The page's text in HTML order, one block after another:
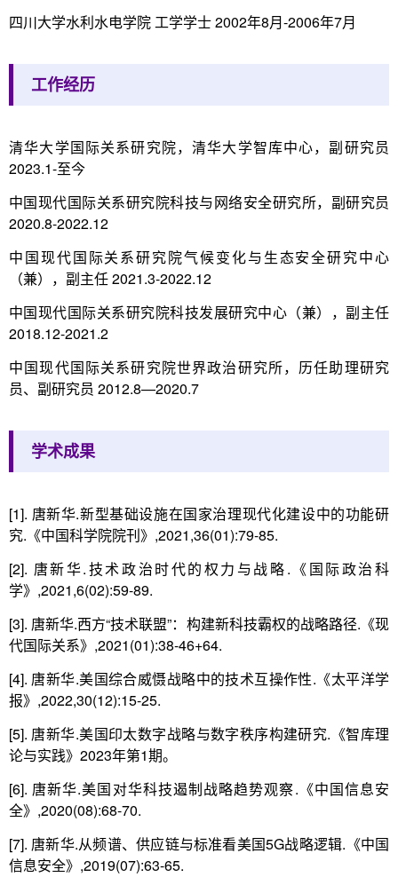
四川大学水利水电学院 工学学士 2002年8月-2006年7月
工作经历
清华大学国际关系研究院，清华大学智库中心，副研究员
2023.1-至今
中国现代国际关系研究院科技与网络安全研究所，副研究员
2020.8-2022.12
中国现代国际关系研究院气候变化与生态安全研究中心
（兼），副主任 2021.3-2022.12
中国现代国际关系研究院科技发展研究中心（兼），副主任
2018.12-2021.2
中国现代国际关系研究院世界政治研究所，历任助理研究
员、副研究员 2012.8—2020.7
学术成果
[1]. 唐新华.新型基础设施在国家治理现代化建设中的功能研
究.《中国科学院院刊》,2021,36(01):79-85.
[2]. 唐新华.技术政治时代的权力与战略.《国际政治科
学》,2021,6(02):59-89.
[3]. 唐新华.西方“技术联盟”：构建新科技霸权的战略路径.《现
代国际关系》,2021(01):38-46+64.
[4]. 唐新华.美国综合威慑战略中的技术互操作性.《太平洋学
报》,2022,30(12):15-25.
[5]. 唐新华.美国印太数字战略与数字秩序构建研究.《智库理
论与实践》2023年第1期。
[6]. 唐新华.美国对华科技遏制战略趋势观察.《中国信息安
全》,2020(08):68-70.
[7]. 唐新华.从频谱、供应链与标准看美国5G战略逻辑.《中国
信息安全》,2019(07):63-65.